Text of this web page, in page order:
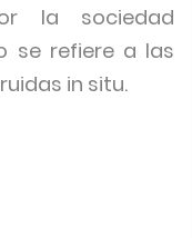
la sociedad
se refiere a las
in situ.